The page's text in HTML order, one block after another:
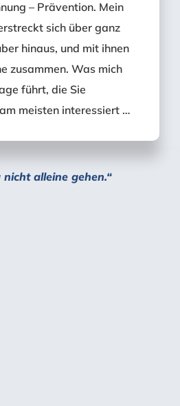
– Prävention. Mein
sich über ganz
hinaus, und mit ihnen
zusammen. Was mich
führt, die Sie
meisten interessiert …
alleine gehen.“